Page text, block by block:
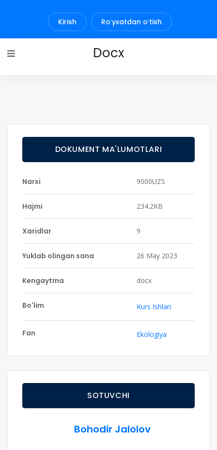
Kirish Roʻyxatdan oʻtish
Docx
DOKUMENT MA'LUMOTLARI
Narxi 9000UZS
Hajmi 234.2KB
Xaridlar 9
Yuklab olingan sana 26 May 2023
Kengaytma docx
Bo'lim Kurs Ishlari
Fan Ekologiya
SOTUVCHI
Bohodir Jalolov